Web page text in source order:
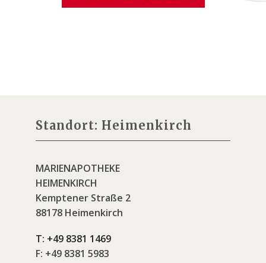
Standort: Heimenkirch
MARIENAPOTHEKE
HEIMENKIRCH
Kemptener Straße 2
88178 Heimenkirch
T: +49 8381 1469
F: +49 8381 5983